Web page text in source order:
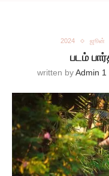
2024 ஜூன்
படம்
written byAdmin 1